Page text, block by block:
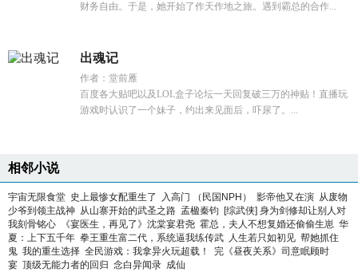
财务自由。于是，她开始了作天作地之旅。遇到霸总的合作...
出魂记
作者：堂前雁
百度各大贴吧以及LOL盒子论坛一天回复破三万的神贴！直播玩
游戏时认识了一个妹子，约出来见面后，吓尿了。...
相邻小说
宇宙无限食堂 史上最惨女配重生了 入高门 （民国NPH） 影帝他又在演 从废物
少爷到领主战神 从山寨开始的武圣之路 孟楹秦钧
[综武侠] 身为剑修却让别人对
我刻骨铭心
《宴医生，再见了》沈棠宴君尧 霍总，夫人不想复婚还偷偷生崽 华
夏：上下五千年 拳王重生富二代，系统逼我练传武 人生若只如初见 帮她抓住
鬼 我的重生选择 全民游戏：我拿异火玩超载！
完《昼夜关系》司意眠顾时
宴 顶级无能力者的回归 念白异闻录 成仙